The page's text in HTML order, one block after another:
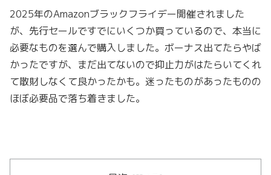
2025年のAmazonブラックフライデー開催されました
が、先行セールですでにいくつか買っているので、本当に
必要なものを選んで購入しました。ボーナス出てたらやば
かったですが、まだ出てないので抑止力がはたらいてくれ
て散財しなくて良かったかも。迷ったものがあったものの
ほぼ必要品で落ち着きました。